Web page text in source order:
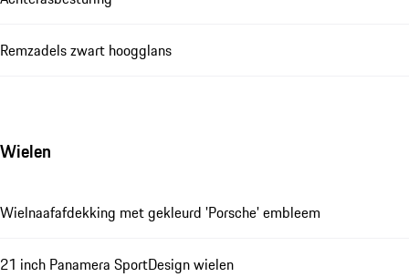
Remzadels zwart hoogglans
Wielen
Wielnaafafdekking met gekleurd 'Porsche' embleem
21 inch Panamera SportDesign wielen